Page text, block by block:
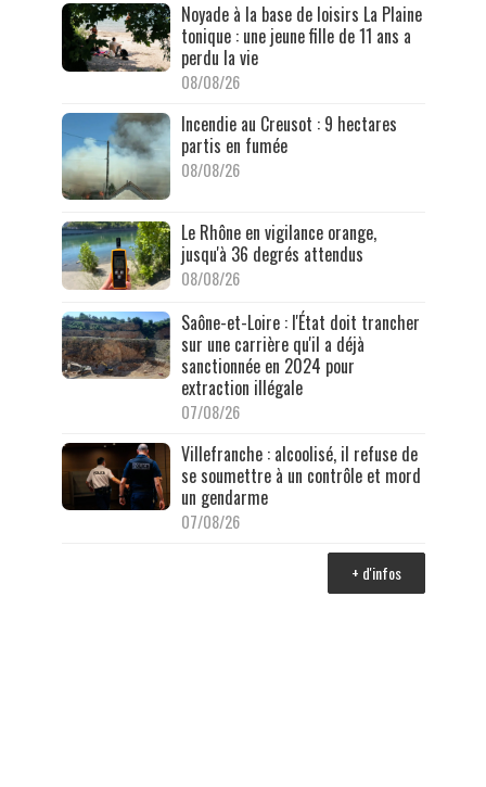
Noyade à la base de loisirs La Plaine
tonique : une jeune fille de 11 ans a
perdu la vie
08/08/26
Incendie au Creusot : 9 hectares
partis en fumée
08/08/26
Le Rhône en vigilance orange,
jusqu'à 36 degrés attendus
08/08/26
Saône-et-Loire : l'État doit trancher
sur une carrière qu'il a déjà
sanctionnée en 2024 pour
extraction illégale
07/08/26
Villefranche : alcoolisé, il refuse de
se soumettre à un contrôle et mord
un gendarme
07/08/26
+ d'infos